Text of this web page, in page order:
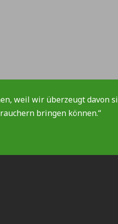
weil wir überzeugt davon
bringen können.“